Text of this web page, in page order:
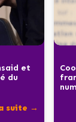
et
du
suite →